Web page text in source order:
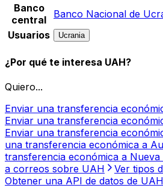
Banco
central
Banco Nacional de
Usuarios
Ucrania
¿Por qué te interesa UAH?
Quiero...
Enviar una transferencia
Enviar una transferencia
Enviar una transferencia
una transferencia económica a
transferencia económica a Nueva
a correos sobre UAH
Ver tipos
Obtener una API de datos de